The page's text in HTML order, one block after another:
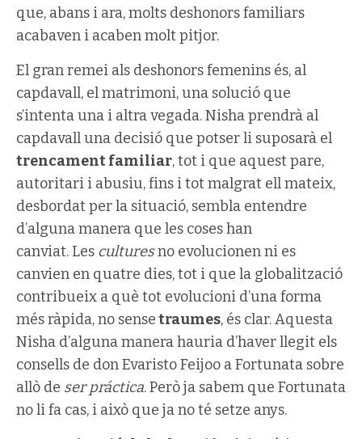
que, abans i ara, molts deshonors familiars
acabaven i acaben molt pitjor.
El gran remei als deshonors femenins és, al
capdavall, el matrimoni, una solució que
s’intenta una i altra vegada. Nisha prendrà al
capdavall una decisió que potser li suposarà el
trencament familiar, tot i que aquest pare,
autoritari i abusiu, fins i tot malgrat ell mateix,
desbordat per la situació, sembla entendre
d’alguna manera que les coses han
canviat. Les culturesno evolucionen ni es
canvien en quatre dies, tot i que la globalització
contribueix a què tot evolucioni d’una forma
més ràpida, no sensetraumes, és clar. Aquesta
Nisha d’alguna manera hauria d’haver llegit els
consells de don Evaristo Feijoo a Fortunata sobre
allò de ser práctica. Però ja sabem que Fortunata
no li fa cas, i això que ja no té setze anys.